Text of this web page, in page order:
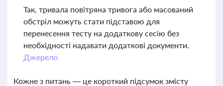
Так, тривала повітряна тривога або масований
обстріл можуть стати підставою для
перенесення тесту на додаткову сесію без
необхідності надавати додаткові документи.
Джерело
Кожне з питань — це короткий підсумок змісту